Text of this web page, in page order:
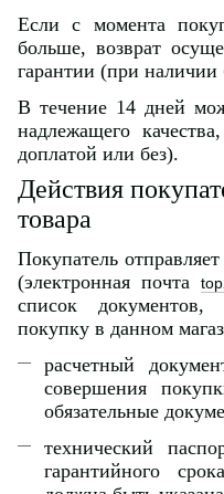
Если с момента
больше, возврат
гарантии (при наличии
В течение 14 дней
надлежащего
доплатой или без).
Действия
товара
Покупатель
(электронная почта
список документов,
покупку в данном
расчетный
совершения
обязательные
технический
гарантийного